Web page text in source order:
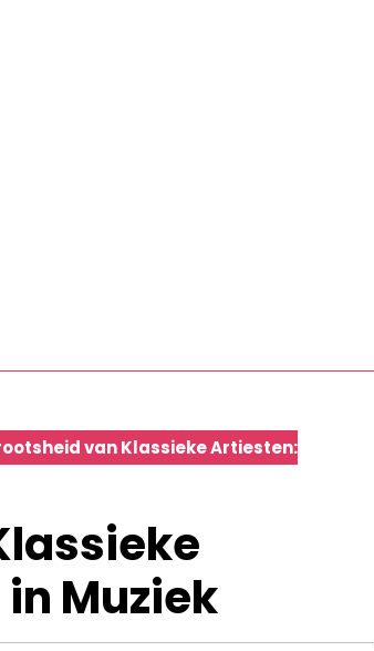
van Klassieke Artiesten:
Muziek